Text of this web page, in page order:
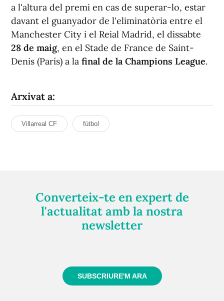
a l'altura del premi en cas de superar-lo, estar
davant el guanyador de l'eliminatòria entre el
Manchester City i el Reial Madrid, el dissabte
28 de maig, en el Stade de France de Saint-
Denis (París) a la final de la Champions League.
Arxivat a:
Villarreal CF fútbol
Converteix-te en expert de
l'actualitat amb la nostra
newsletter
SUBSCRIURE'M ARA